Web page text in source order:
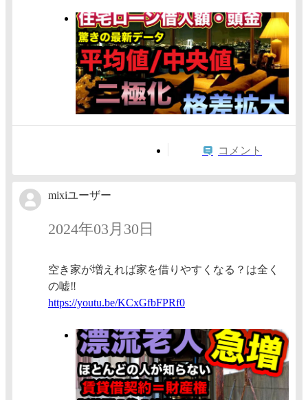
コメント
mixiユーザー
2024年03月30日
空き家が増えれば家を借りやすくなる？は全く
の嘘‼️
https://youtu.be/KCxGfbFPRf0